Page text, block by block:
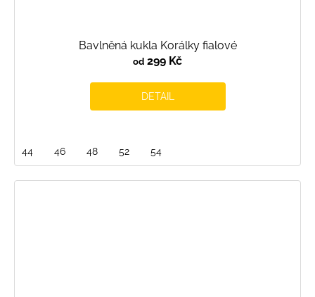
Bavlněná kukla Korálky fialové
od 299 Kč
DETAIL
44 46 48 52 54